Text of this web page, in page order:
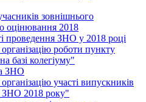
зовнішнього
оцінювання 2018
проведення ЗНО у 2018 році
роботи пункту
базі колегіуму"
ЗНО
участі випускників
ЗНО 2018 року"